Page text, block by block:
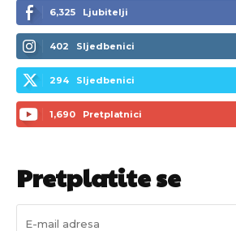
6,325 Ljubitelji
402 Sljedbenici
294 Sljedbenici
1,690 Pretplatnici
Pretplatite se